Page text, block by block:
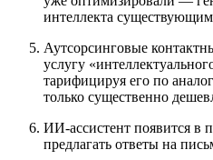
интеллекта
Аутсорсинговые
услугу
тарифицируя его по
только существенно
ИИ‑ассистент появится в
предлагать ответы на